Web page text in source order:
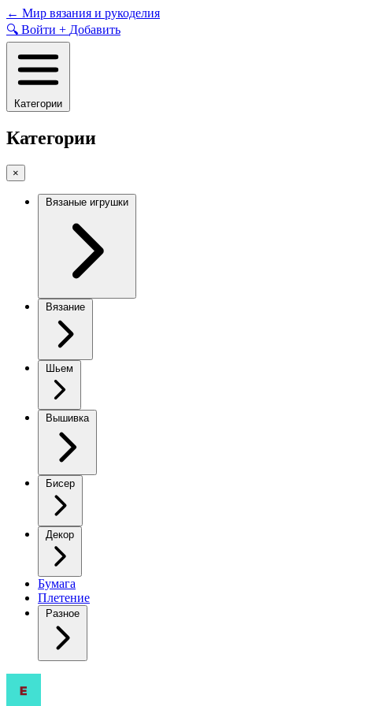
Skip
to
content
← Мир вязания и рукоделия
🔍 Войти + Добавить
Категории
Категории
×
Вязаные игрушки
Вязание
Шьем
Вышивка
Бисер
Декор
Бумага
Плетение
Разное
Жилет